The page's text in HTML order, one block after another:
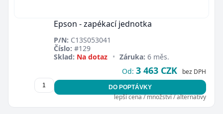
Epson - zapékací jednotka
P/N: C13S053041
Číslo: #129
Sklad: Na dotaz • Záruka: 6 měs.
Od: 3 463 CZK bez DPH
DO POPTÁVKY
lepší cena / množství / alternativy